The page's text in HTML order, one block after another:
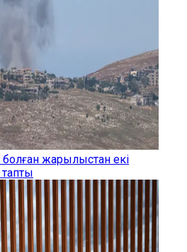
болған жарылыстан екі
тапты